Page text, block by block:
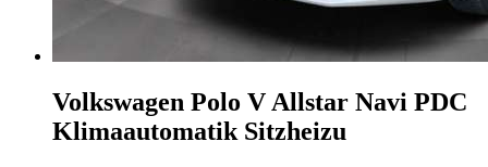
Volkswagen Polo V Allstar Navi PDC
Klimaautomatik Sitzheizu